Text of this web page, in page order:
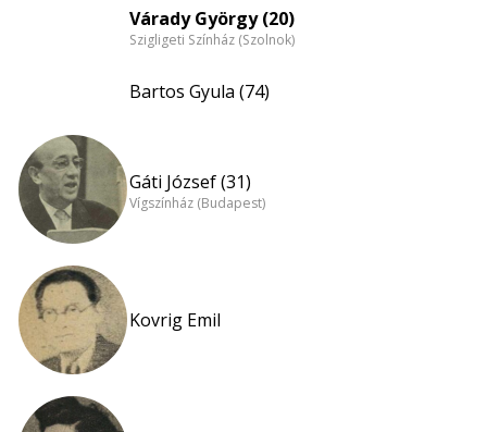
Várady György (20)
Szigligeti Színház (Szolnok)
Bartos Gyula (74)
Gáti József (31)
Vígszínház (Budapest)
Kovrig Emil